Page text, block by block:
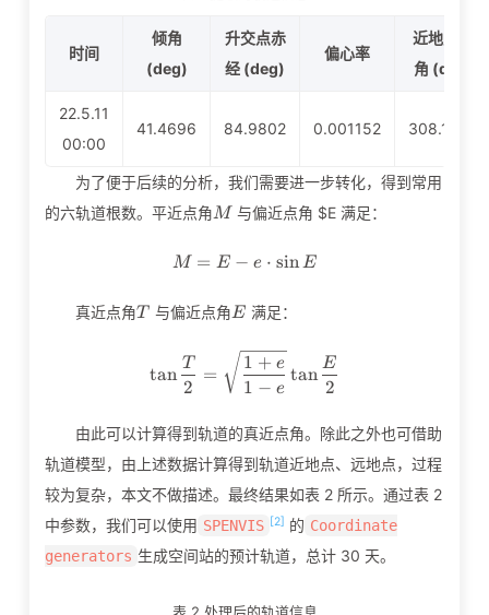
时间
倾角
(deg)
升交点赤
经 (deg)
偏心率
近地点辐
角 (deg)
22.5.11
00:00
41.4696 84.9802 0.001152 308.1456
为了便于后续的分析，我们需要进一步转化，得到常用
的六轨道根数。平近点角 M
M 与偏近点角 $E 满足：
M=E-e\cdot\sin{E}
M = E − e ⋅ sin E
真近点角T
T 与偏近点角 E
E 满足：
tan
2
T
=
1 − e
1 + e
tan
2
E
由此可以计算得到轨道的真近点角。除此之外也可借助
轨道模型，由上述数据计算得到轨道近地点、远地点，过程
较为复杂，本文不做描述。最终结果如表 2 所示。通过表 2
中参数，我们可以使用 SPENVIS [2] 的 Coordinate
generators 生成空间站的预计轨道，总计 30 天。